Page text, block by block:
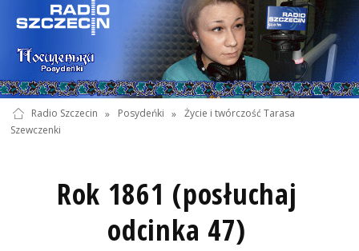
Radio Szczecin » Posydeńki » Życie i twórczość Tarasa
Szewczenki
Rok 1861 (posłuchaj
odcinka 47)